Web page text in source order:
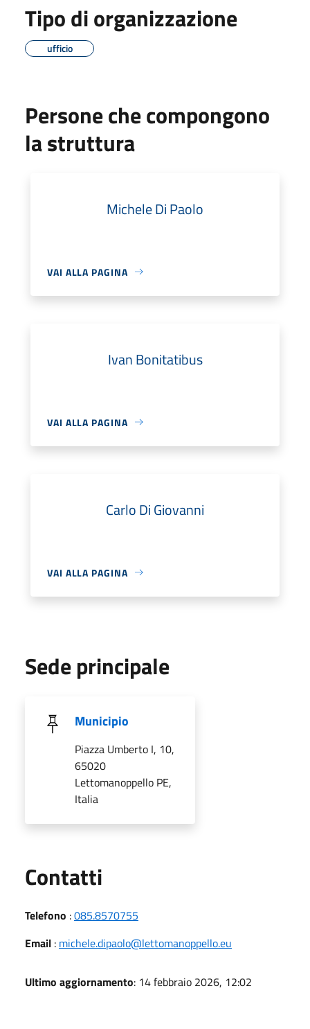
Tipo di organizzazione
ufficio
Persone che compongono
la struttura
Michele Di Paolo
VAI ALLA PAGINA
Ivan Bonitatibus
VAI ALLA PAGINA
Carlo Di Giovanni
VAI ALLA PAGINA
Sede principale
Municipio
Piazza Umberto I, 10,
65020
Lettomanoppello PE,
Italia
Contatti
Telefono :085.8570755
Email : michele.dipaolo@lettomanoppello.eu
Ultimo aggiornamento: 14 febbraio 2026, 12:02